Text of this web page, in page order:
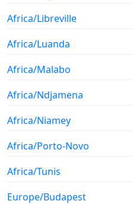
Africa/Libreville
Africa/Luanda
Africa/Malabo
Africa/Ndjamena
Africa/Niamey
Africa/Porto-Novo
Africa/Tunis
Europe/Budapest